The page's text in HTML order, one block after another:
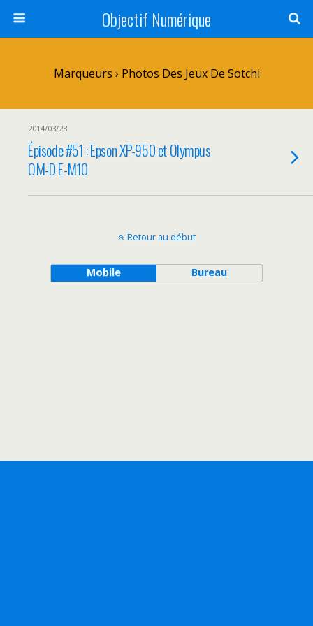
Objectif Numérique
Marqueurs › Photos Des Jeux De Sotchi
2014/03/28
Épisode #51 : Epson XP-950 et Olympus
OM-D E-M10
Retour au début
Mobile Bureau